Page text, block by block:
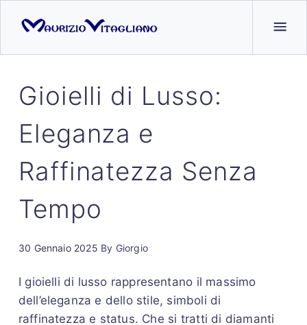
Gioielli di Lusso:
Eleganza e
Raffinatezza Senza
Tempo
30 Gennaio 2025 By Giorgio
I gioielli di lusso rappresentano il massimo
dell’eleganza e dello stile, simboli di
raffinatezza e status. Che si tratti di diamanti